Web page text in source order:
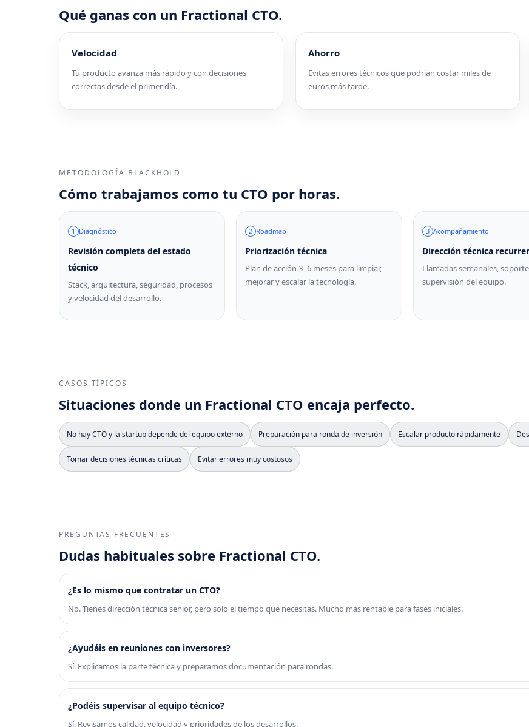
Qué ganas con un Fractional CTO.
Velocidad
Tu producto avanza más rápido y con decisiones
correctas desde el primer día.
Ahorro
Evitas errores técnicos que podrían costar miles de
euros más tarde.
METODOLOGÍA BLACKHOLD
Cómo trabajamos como tu CTO por horas.
1 Diagnóstico
Revisión completa del estado
técnico
Stack, arquitectura, seguridad, procesos
y velocidad del desarrollo.
2 Roadmap
Priorización técnica
Plan de acción 3–6 meses para limpiar,
mejorar y escalar la tecnología.
3 Acompañamiento
Dirección técnica
Llamadas semanales,
supervisión del equipo.
CASOS TÍPICOS
Situaciones donde un Fractional CTO encaja perfecto.
No hay CTO y la startup depende del equipo externo Preparación para ronda de inversión Escalar producto rápidamente
Tomar decisiones técnicas críticas Evitar errores muy costosos
PREGUNTAS FRECUENTES
Dudas habituales sobre Fractional CTO.
¿Es lo mismo que contratar un CTO?
No. Tienes dirección técnica senior, pero solo el tiempo que necesitas. Mucho más rentable para fases iniciales.
¿Ayudáis en reuniones con inversores?
Sí. Explicamos la parte técnica y preparamos documentación para rondas.
¿Podéis supervisar al equipo técnico?
Sí. Revisamos calidad, velocidad y prioridades de los desarrollos.